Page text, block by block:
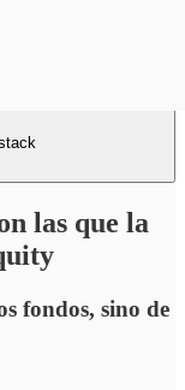
las que la
fondos, sino de